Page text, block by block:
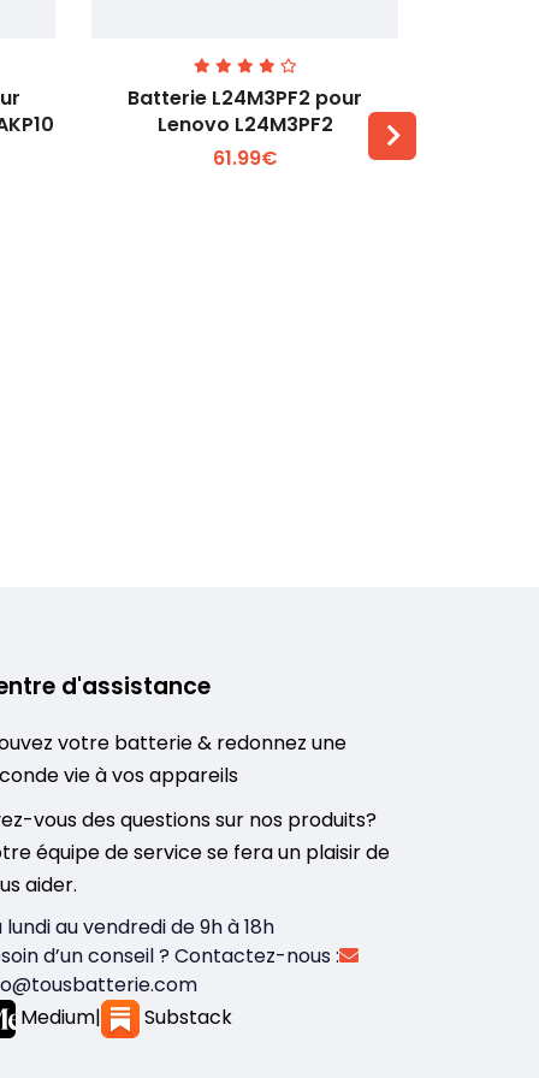
Voir plus +
Batterie L24M3PF2 pour
Lenovo L24M3PF2
61.99€
d'assistance
votre batterie & redonnez une
vie à vos appareils
vous des questions sur nos produits?
équipe de service se fera un plaisir de
aider.
lundi au vendredi de 9h à 18h
d’un conseil ? Contactez-nous :
Medium| Substack